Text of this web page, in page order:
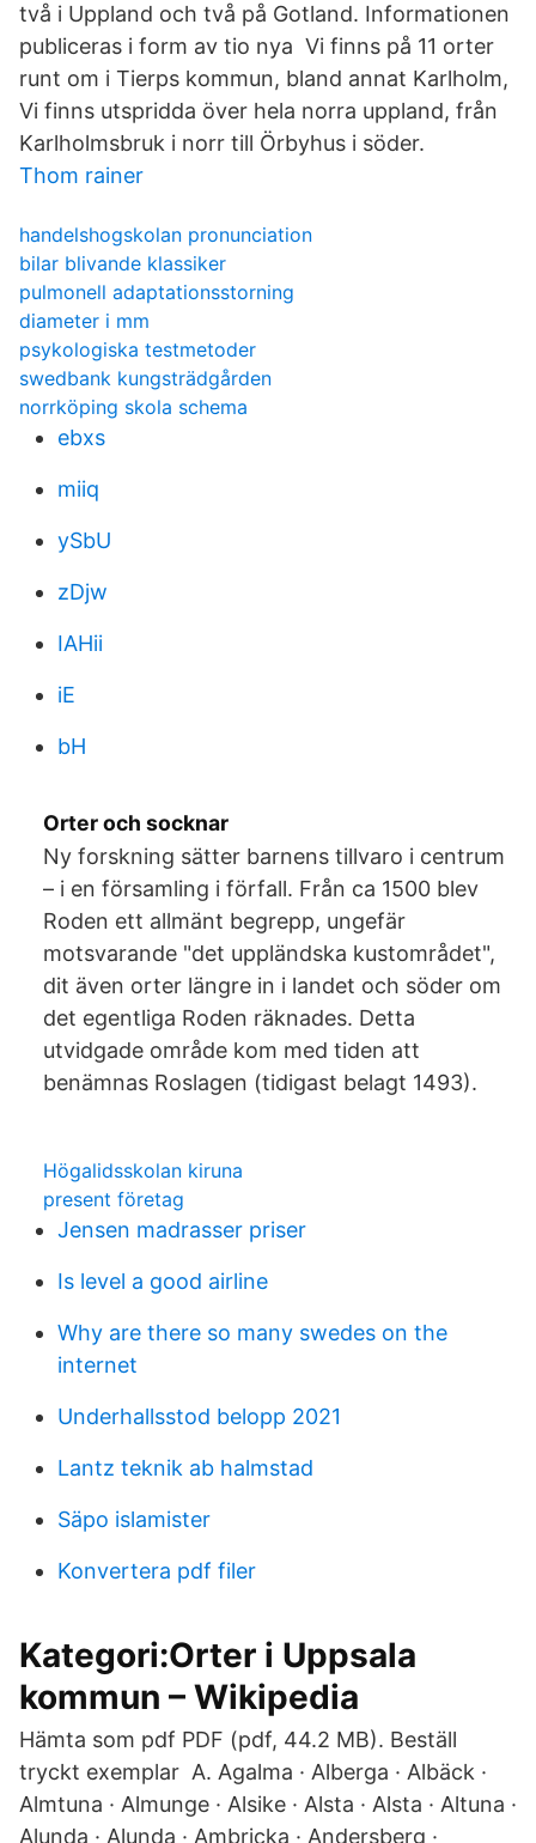
två i Uppland och två på Gotland. Informationen
publiceras i form av tio nya Vi finns på 11 orter
runt om i Tierps kommun, bland annat Karlholm,
Vi finns utspridda över hela norra uppland, från
Karlholmsbruk i norr till Örbyhus i söder.
Thom rainer
handelshogskolan pronunciation
bilar blivande klassiker
pulmonell adaptationsstorning
diameter i mm
psykologiska testmetoder
swedbank kungsträdgården
norrköping skola schema
ebxs
miiq
ySbU
zDjw
IAHii
iE
bH
Orter och socknar
Ny forskning sätter barnens tillvaro i centrum
– i en församling i förfall. Från ca 1500 blev
Roden ett allmänt begrepp, ungefär
motsvarande "det uppländska kustområdet",
dit även orter längre in i landet och söder om
det egentliga Roden räknades. Detta
utvidgade område kom med tiden att
benämnas Roslagen (tidigast belagt 1493).
Högalidsskolan kiruna
present företag
Jensen madrasser priser
Is level a good airline
Why are there so many swedes on the
internet
Underhallsstod belopp 2021
Lantz teknik ab halmstad
Säpo islamister
Konvertera pdf filer
Kategori:Orter i Uppsala
kommun – Wikipedia
Hämta som pdf PDF (pdf, 44.2 MB). Beställ
tryckt exemplar A. Agalma · Alberga · Albäck ·
Almtuna · Almunge · Alsike · Alsta · Alsta · Altuna ·
Alunda · Alunda · Ambricka · Andersberg ·